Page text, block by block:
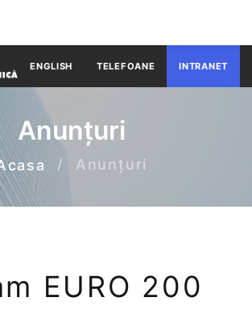
ENGLISH TELEFOANE INTRANET
Anunțuri
Anunțuri
EURO 200